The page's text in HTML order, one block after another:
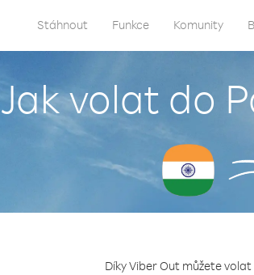
Stáhnout Funkce Komunity
Jak volat do
Díky Viber Out můžete